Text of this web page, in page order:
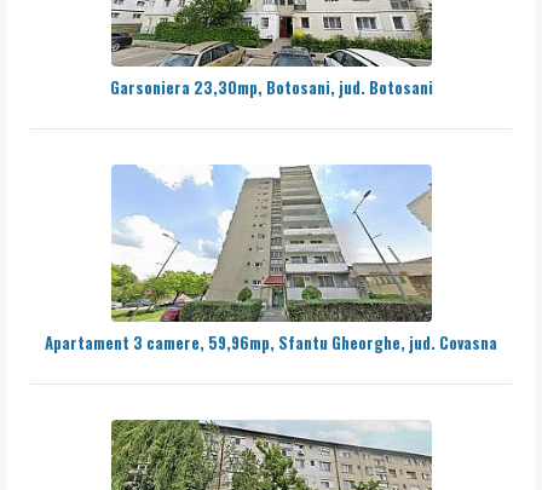
Garsoniera 23,30mp, Botosani, jud. Botosani
Apartament 3 camere, 59,96mp, Sfantu Gheorghe, jud. Covasna